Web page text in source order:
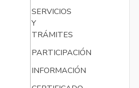
SERVICIOS
Y
TRÁMITES
PARTICIPACIÓN
INFORMACIÓN